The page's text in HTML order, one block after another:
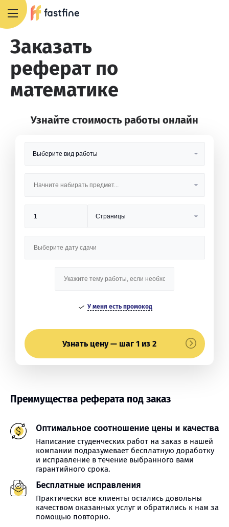
Заказать
реферат по
математике
Узнайте стоимость работы онлайн
У меня есть промокод
Узнать цену — шаг 1 из 2
Преимущества реферата под заказ
Оптимальное соотношение цены и качества
Написание студенческих работ на заказ в нашей
компании подразумевает бесплатную доработку
и исправление в течение выбранного вами
гарантийного срока.
Бесплатные исправления
Практически все клиенты остались довольны
качеством оказанных услуг и обратились к нам за
помощью повторно.